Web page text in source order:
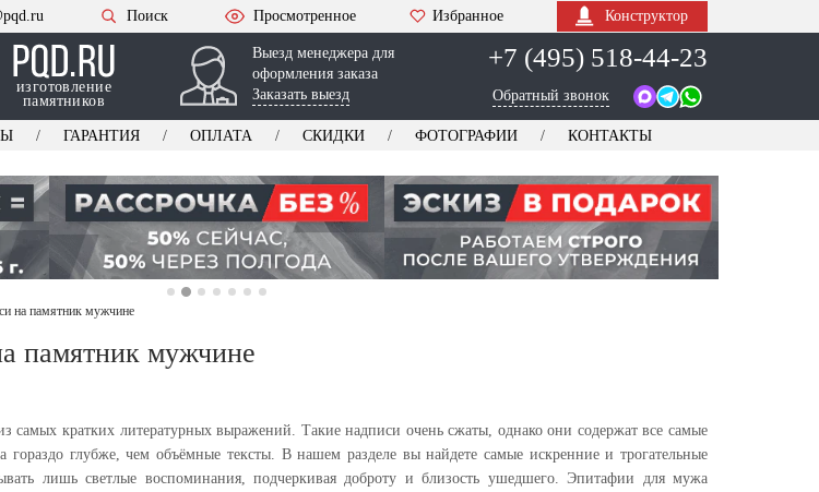
Поиск Просмотренное Избранное Конструктор
изготовление
памятников
Выезд менеджера для
оформления заказа
Заказать выезд
+7 (495) 518-44-23
Обратный звонок
ГАРАНТИЯ ОПЛАТА СКИДКИ ФОТОГРАФИИ КОНТАКТЫ
на памятник мужчине
памятник мужчине
самых кратких литературных выражений. Такие надписи очень сжаты, однако они содержат все самые
глубже, чем объёмные тексты. В нашем разделе вы найдете самые искренние и трогательные
лишь светлые воспоминания, подчеркивая доброту и близость ушедшего. Эпитафии для мужа